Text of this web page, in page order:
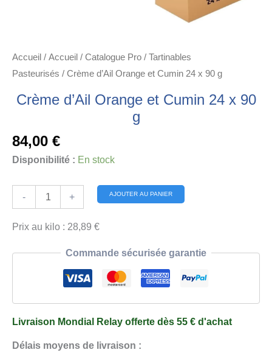
Accueil / Accueil / Catalogue Pro / Tartinables
Pasteurisés / Crème d’Ail Orange et Cumin 24 x 90 g
Crème d’Ail Orange et Cumin 24 x 90
g
84,00 €
Disponibilité : En stock
-
de
Crème
x
90
+ AJOUTER AU PANIER
Prix au kilo : 28,89 €
Commande sécurisée garantie
Livraison Mondial Relay offerte dès 55 € d'achat
Délais moyens de livraison :